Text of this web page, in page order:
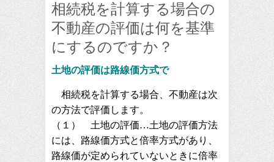
相続税を計算する場合の
不動産の評価は何を基準
にするのですか？
土地の評価は路線価方式で
相続税を計算する場合、不動産は次
の方法で評価します。
（１） 土地の評価…土地の評価方法
には、路線価方式と倍率方式があり、
路線価が定められていないときに倍率